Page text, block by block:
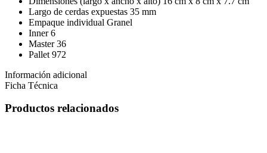
Largo de cerdas expuestas 35 mm
Empaque individual Granel
Inner 6
Master 36
Pallet 972
Información adicional
Ficha Técnica
Productos relacionados